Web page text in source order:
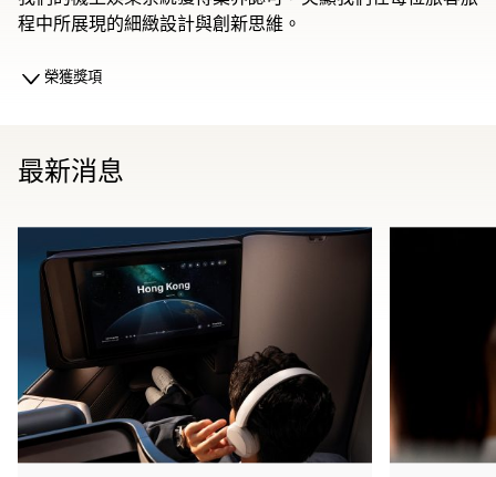
程中所展現的細緻設計與創新思維。
榮獲獎項
最新消息